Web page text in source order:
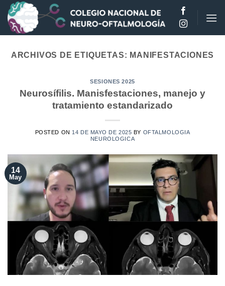
Saltar
contenido
ARCHIVOS DE ETIQUETAS: MANIFESTACIONES
SESIONES 2025
Neurosífilis. Manisfestaciones, manejo y
tratamiento estandarizado
POSTED ON 14 DE MAYO DE 2025 BY OFTALMOLOGIA
NEUROLOGICA
14
May